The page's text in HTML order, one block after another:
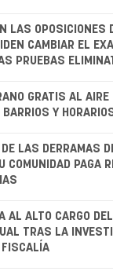
LAS OPOSICIONES
CAMBIAR EL
PRUEBAS
GRATIS AL
BARRIOS Y
LAS DERRAMAS
COMUNIDAD PAGA
AL ALTO CARGO
TRAS LA
FISCALÍA